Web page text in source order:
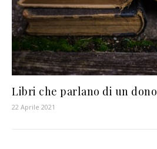
Libri che parlano di un dono
22 Aprile 2021